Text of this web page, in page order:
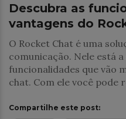
Descubra as
vantagens do
O Rocket Chat é uma
comunicação. Nele está
funcionalidades que vão
chat. Com ele você pode
Compartilhe este post: